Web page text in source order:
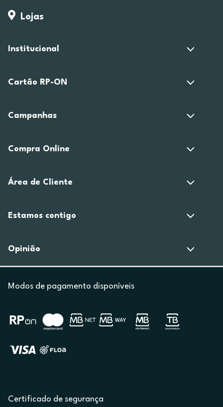
Lojas
Institucional
Cartão RP-ON
Campanhas
Compra Online
Área de Cliente
Estamos contigo
Opinião
Modos de pagamento disponíveis
Certificado de segurança